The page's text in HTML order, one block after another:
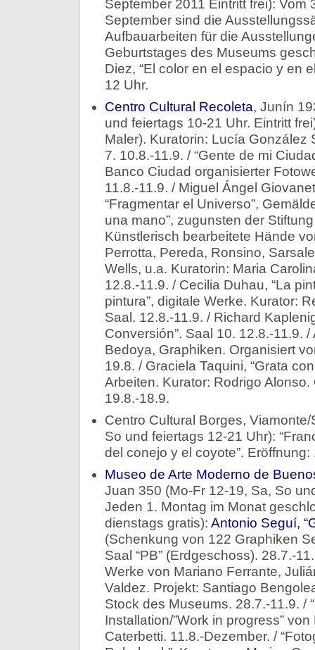
September 2011 Eintritt frei): Vom
September sind die
Aufbauarbeiten für die
Geburtstages des Museums
Diez, “El color en el espacio y en
12 Uhr.
Centro Cultural Recoleta, Juní­n
und feiertags 10-21 Uhr. Eintritt
Maler). Kuratorin: Lucía González
7. 10.8.-11.9. / “Gente de mi
Banco Ciudad organisierter
11.8.-11.9. / Miguel Ángel
“Fragmentar el Universo”,
una mano”, zugunsten der
Künstlerisch bearbeitete Hände
Perrotta, Pereda, Ronsino,
Wells, u.a. Kuratorin: Maria
12.8.-11.9. / Cecilia Duhau, “La
pintura”, digitale Werke. Kurator:
Saal. 12.8.-11.9. / Richard
Conversión”. Saal 10. 12.8.-11.9.
Bedoya, Graphiken. Organisiert
19.8. / Graciela Taquini, “Grata
Arbeiten. Kurator: Rodrigo
19.8.-18.9.
Centro Cultural Borges,
So und feiertags 12-21 Uhr):
del conejo y el coyote”. Eröffnung:
Museo de Arte Moderno de
Juan 350 (Mo-Fr 12-19, Sa, So
Jeden 1. Montag im Monat
dienstags gratis): Antonio Seguí,
(Schenkung von 122 Graphiken
Saal “PB” (Erdgeschoss). 28.7.-
Werke von Mariano Ferrante,
Valdez. Projekt: Santiago
Stock des Museums. 28.7.-11.9. /
Installation/”Work in progress”
Caterbetti. 11.8.-Dezember. /